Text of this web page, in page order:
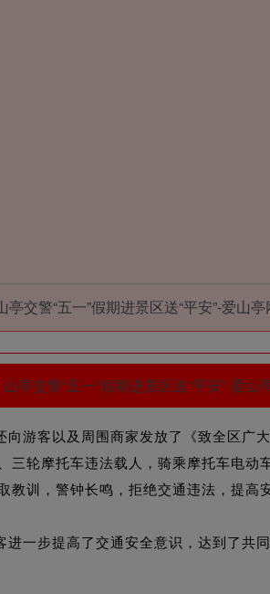
向游客以及周围商家发放了《致全区广
三轮摩托车违法载人，骑乘摩托车电动
教训，警钟长鸣，拒绝交通违法，提高
进一步提高了交通安全意识，达到了共